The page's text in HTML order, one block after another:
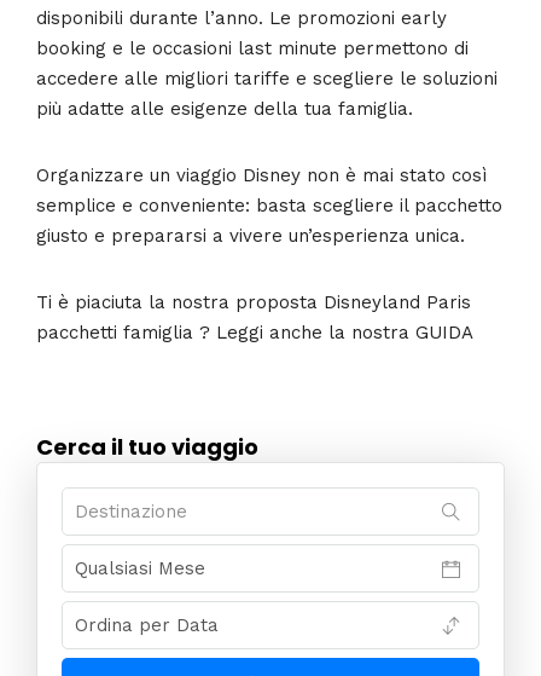
disponibili durante l’anno. Le promozioni early
booking e le occasioni last minute permettono di
accedere alle migliori tariffe e scegliere le soluzioni
più adatte alle esigenze della tua famiglia.
Organizzare un viaggio Disney non è mai stato così
semplice e conveniente: basta scegliere il pacchetto
giusto e prepararsi a vivere un’esperienza unica.
Ti è piaciuta la nostra proposta Disneyland Paris
pacchetti famiglia ? Leggi anche la nostra GUIDA
Cerca il tuo viaggio